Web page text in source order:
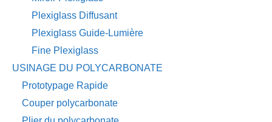
Plexiglass Diffusant
Plexiglass Guide-Lumière
Fine Plexiglass
USINAGE DU POLYCARBONATE
Prototypage Rapide
Couper polycarbonate